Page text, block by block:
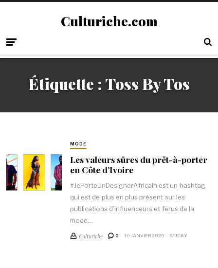
Culturiche.com
Étiquette : Toss By Tos
MODE
Les valeurs sûres du prêt-à-porter
en Côte d’Ivoire
#JePorteUnDesignerAfricain est un hashtag
qui est de plus en plus présent sur les
publications d’influenceurs et férus de la
mode…
Culturiche 0 10 JANVIER 2020 STICKY